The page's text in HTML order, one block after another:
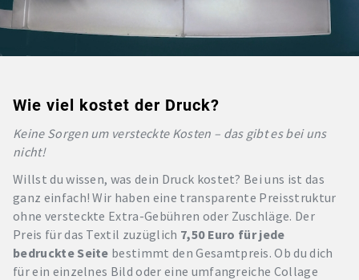
Wie viel kostet der Druck?
Keine Sorgen um versteckte Kosten – das gibt es bei uns
nicht!
Willst du wissen, was dein Druck kostet? Bei uns ist das
ganz einfach! Wir haben eine transparente Preisstruktur
ohne versteckte Extra-Gebühren oder Zuschläge. Der
Preis für das Textil zuzüglich 7,50 Euro für jede
bedruckte Seite bestimmt den Gesamtpreis. Ob du dich
für ein einzelnes Bild oder eine umfangreiche Collage